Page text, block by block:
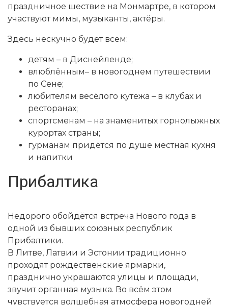
праздничное шествие на Монмартре, в котором
участвуют мимы, музыканты, актёры.
Здесь нескучно будет всем:
детям – в Диснейленде;
влюблённым– в новогоднем путешествии
по Сене;
любителям весёлого кутежа – в клубах и
ресторанах;
спортсменам – на знаменитых горнолыжных
курортах страны;
гурманам придётся по душе местная кухня
и напитки
Прибалтика
Недорого обойдётся встреча Нового года в
одной из бывших союзных республик
Прибалтики.
В Литве, Латвии и Эстонии традиционно
проходят рождественские ярмарки,
празднично украшаются улицы и площади,
звучит органная музыка. Во всём этом
чувствуется волшебная атмосфера новогодней